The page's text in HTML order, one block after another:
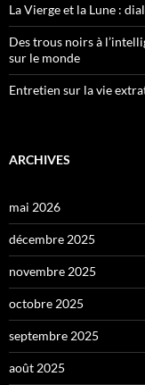
La Vierge et la Lune :
Des trous noirs à
sur le monde
Entretien sur la vie
ARCHIVES
mai 2026
décembre 2025
novembre 2025
octobre 2025
septembre 2025
août 2025